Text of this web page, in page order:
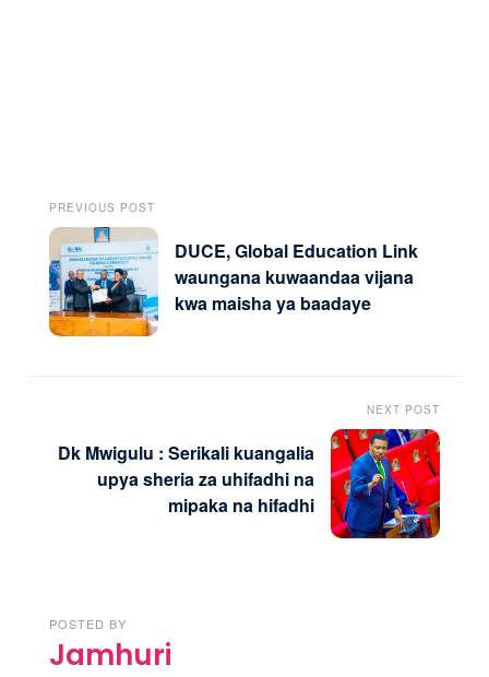
PREVIOUS POST
DUCE, Global Education Link
waungana kuwaandaa vijana
kwa maisha ya baadaye
NEXT POST
Dk Mwigulu : Serikali kuangalia
upya sheria za uhifadhi na
mipaka na hifadhi
POSTED BY
Jamhuri